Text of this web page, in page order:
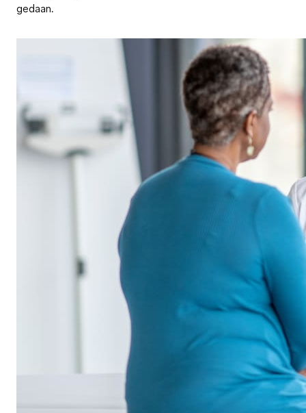
gedaan.